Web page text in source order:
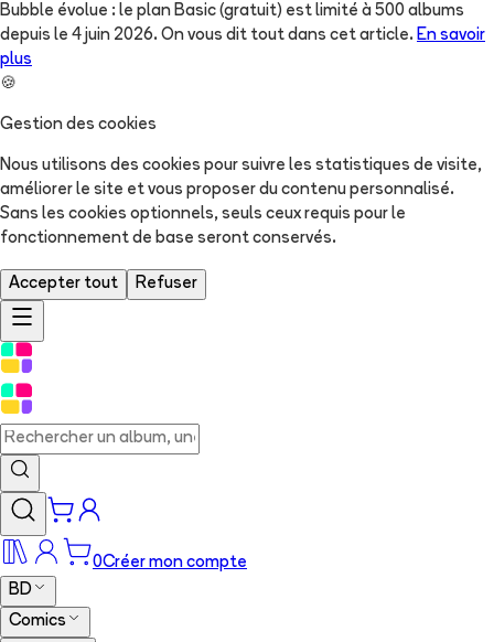
Bubble évolue : le plan Basic (gratuit) est limité à 500 albums
depuis le 4 juin 2026. On vous dit tout dans cet article. En savoir
plus
🍪
Gestion des cookies
Nous utilisons des cookies pour suivre les statistiques de visite,
améliorer le site et vous proposer du contenu personnalisé.
Sans les cookies optionnels, seuls ceux requis pour le
fonctionnement de base seront conservés.
Accepter tout Refuser
0Créer mon compte
BD
Comics